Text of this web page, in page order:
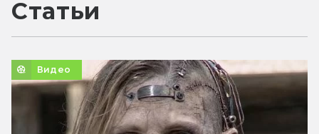
Статьи
Видео